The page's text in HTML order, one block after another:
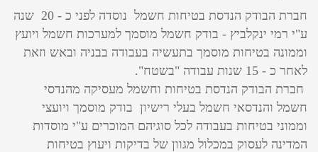
חברת הבודק הנדסת בטיחות חשמל נוסדה לפני כ - 20 שנה
ע"י רמי ינקלביץ - בודק חשמל מוסמך למערכות חשמל ויועץ
וממונה בטיחות מוסמך בתעשיה בעבודה בבניה ובאש וזאת
לאחר כ - 15 שנות עבודה "בשטח".
חברת הבודק הנדסת בטיחות וחשמל מעסיקה מהנדסי
חשמל והנדסאי חשמל בעלי רישיון בודק מוסמך ויועצי
וממוני בטיחות בעבודה לכל סוגיהם המוכרים ע"י מוסדות
המדינה לעסוק במכלול מגוון של בדיקות ויעוץ בטיחות